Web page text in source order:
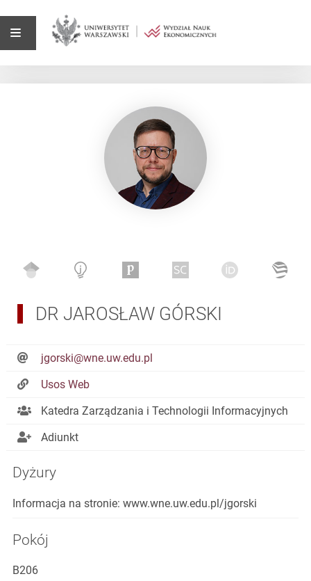
DR JAROSŁAW GÓRSKI
jgorski@wne.uw.edu.pl
Usos Web
Katedra Zarządzania i Technologii Informacyjnych
Adiunkt
Dyżury
Informacja na stronie: www.wne.uw.edu.pl/jgorski
Pokój
B206